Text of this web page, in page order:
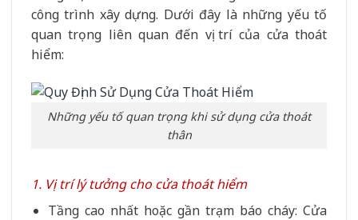
công trình xây dựng. Dưới đây là những yếu tố
quan trọng liên quan đến vị trí của cửa thoát
hiểm:
Những yếu tố quan trọng khi sử dụng cửa thoát
thân
1. Vị trí lý tưởng cho cửa thoát hiểm
Tầng cao nhất hoặc gần trạm báo cháy: Cửa